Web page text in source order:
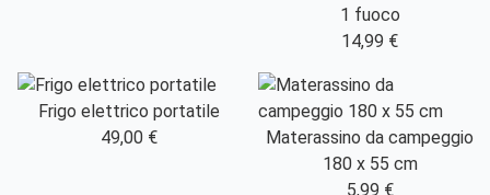
1 fuoco
14,99 €
Frigo elettrico portatile
49,00 €
Materassino da campeggio
180 x 55 cm
5,99 €